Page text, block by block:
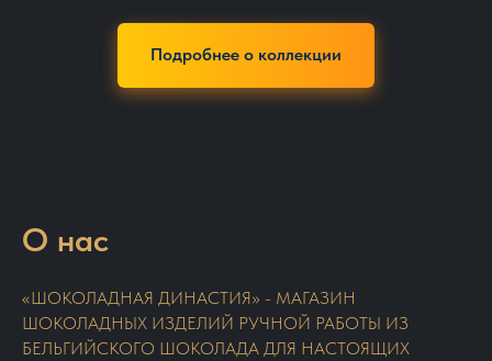
Подробнее о коллекции
О нас
«ШОКОЛАДНАЯ ДИНАСТИЯ» - МАГАЗИН
ШОКОЛАДНЫХ ИЗДЕЛИЙ РУЧНОЙ РАБОТЫ ИЗ
БЕЛЬГИЙСКОГО ШОКОЛАДА ДЛЯ НАСТОЯЩИХ